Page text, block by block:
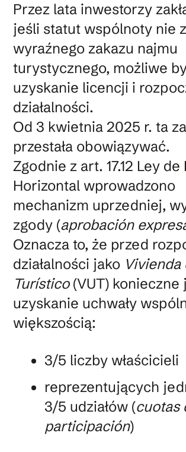
Przez lata inwestorzy
jeśli statut wspólnoty nie
wyraźnego zakazu najmu
turystycznego, możliwe
uzyskanie licencji i
działalności.
Od 3 kwietnia 2025 r. ta
przestała obowiązywać.
Zgodnie z art. 17.12 Ley
Horizontal wprowadzono
mechanizm uprzedniej,
zgody (aprobación
Oznacza to, że przed
działalności jako Vivienda
Turístico(VUT) konieczne
uzyskanie uchwały
większością:
3/5 liczby właścicieli
reprezentujących
3/5 udziałów (cuotas
participación)